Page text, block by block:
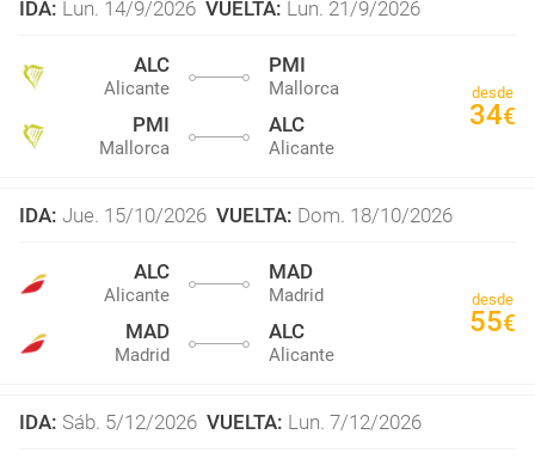
IDA: Lun. 14/9/2026 VUELTA: Lun. 21/9/2026
ALC
Alicante
PMI
Mallorca
PMI
Mallorca
ALC
Alicante
desde
34€
IDA: Jue. 15/10/2026 VUELTA: Dom. 18/10/2026
ALC
Alicante
MAD
Madrid
MAD
Madrid
ALC
Alicante
desde
55€
IDA: Sáb. 5/12/2026 VUELTA: Lun. 7/12/2026